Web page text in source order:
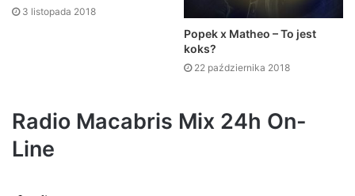
3 listopada 2018
Popek x Matheo – To jest
koks?
22 października 2018
Radio Macabris Mix 24h On-
Line